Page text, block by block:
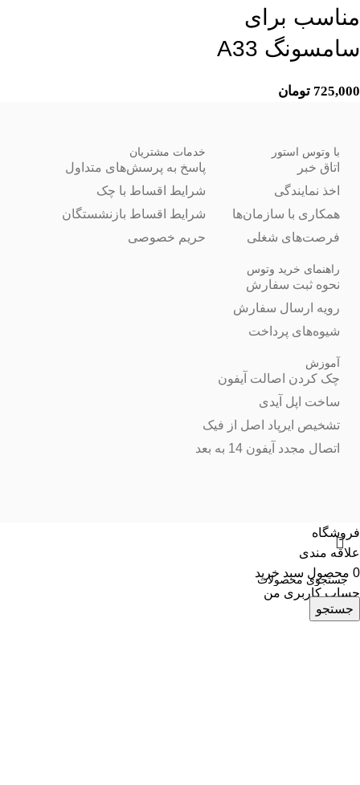
مناسب برای
سامسونگ A33
725,000 تومان
با وتوس استور
اتاق خبر
اخذ نمایندگی
همکاری با سازمان‌ها
فرصت‌های شغلی
خدمات مشتریان
پاسخ به پرسش‌های متداول
شرایط اقساط با چک
شرایط اقساط بازنشستگان
حریم خصوصی
راهنمای خرید وتوس
نحوه ثبت سفارش
رویه ارسال سفارش
شیوه‌های پرداخت
آموزش
چک کردن اصالت آیفون
ساخت اپل آیدی
تشخیص ایرپاد اصل از فیک
اتصال مجدد آیفون 14 به بعد
جستجو
فروشگاه
علاقه مندی
0 محصول سبد خرید
حساب کاربری من